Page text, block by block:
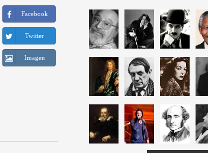
Facebook
Twitter
Imagen